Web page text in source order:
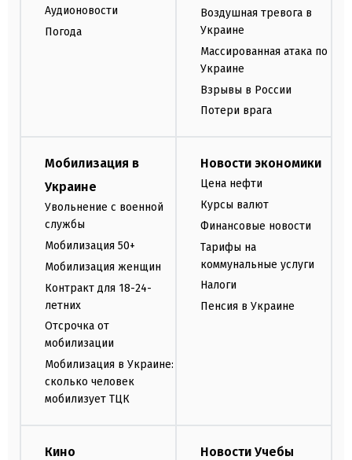
Аудионовости
Погода
Воздушная тревога в
Украине
Массированная атака по
Украине
Взрывы в России
Потери врага
Мобилизация в
Украине
Увольнение с военной
службы
Мобилизация 50+
Мобилизация женщин
Контракт для 18-24-
летних
Отсрочка от
мобилизации
Мобилизация в Украине:
сколько человек
мобилизует ТЦК
Новости экономики
Цена нефти
Курсы валют
Финансовые новости
Тарифы на
коммунальные услуги
Налоги
Пенсия в Украине
Кино Новости Учебы